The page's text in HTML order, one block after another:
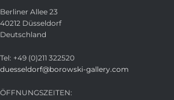
Berliner Allee 23
40212 Düsseldorf
Deutschland
Tel: +49 (0)211 322520
duesseldorf@borowski-gallery.com
ÖFFNUNGSZEITEN: